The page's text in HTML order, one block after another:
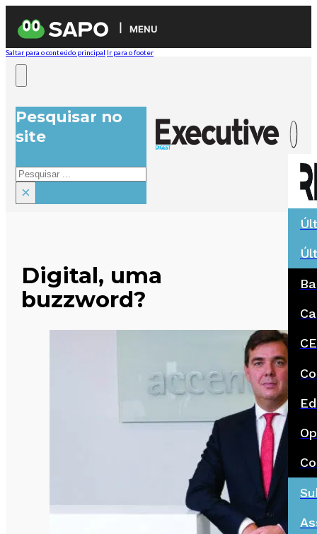
MENU
Saltar para o conteúdo principal Ir para o footer
Pesquisar no
site
Pesquisar
×
Digital, uma
buzzword?